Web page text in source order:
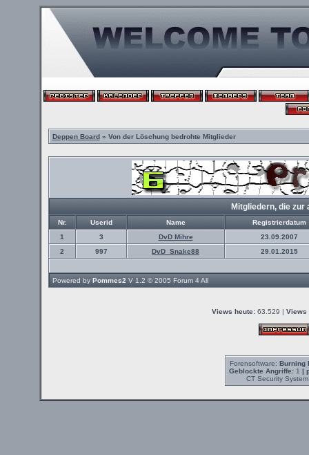
Deppen Board» Von der Löschung bedrohte Mitglieder
Mitgliedern, die
Nr. Userid Name
Registrierdatum
1
3 DvD Mihre
23.09.2007
2
997 DvD_Snake88 29.01.2015
Powered by Pommes2 V 1.2 © 2005 Forum 4 All
Views heute: 63.529 | Views
Forensoftware: Burning
Geblockte Angriffe:1 |
CT Security